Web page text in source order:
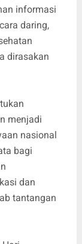
informasi
daring,
dirasakan
menjadi
nasional
bagi
dan
tantangan